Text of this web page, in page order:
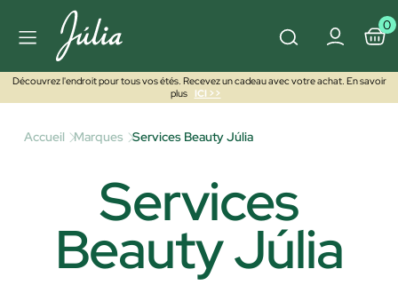
0
Découvrez l'endroit pour tous vos étés. Recevez un cadeau avec votre achat. En savoir
plus
ICI >>
Accueil Marques Services Beauty Júlia
Services
Beauty Júlia